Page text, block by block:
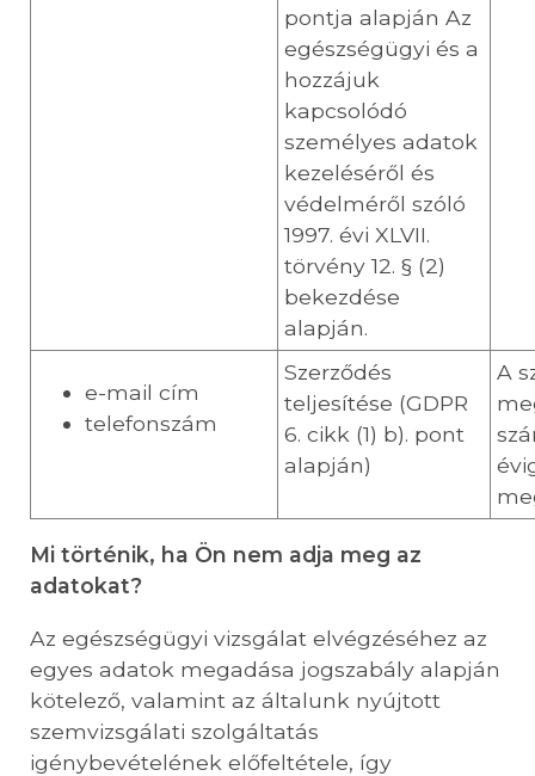
pontja alapján Az
egészségügyi és a
hozzájuk
kapcsolódó
személyes adatok
kezeléséről és
védelméről szóló
1997. évi XLVII.
törvény 12. § (2)
bekezdése
alapján.
e-mail cím
telefonszám
Szerződés
teljesítése (GDPR
6. cikk (1) b). pont
alapján)
A
Mi történik, ha Ön nem adja meg az
adatokat?
Az egészségügyi vizsgálat elvégzéséhez az
egyes adatok megadása jogszabály alapján
kötelező, valamint az általunk nyújtott
szemvizsgálati szolgáltatás
igénybevételének előfeltétele, így